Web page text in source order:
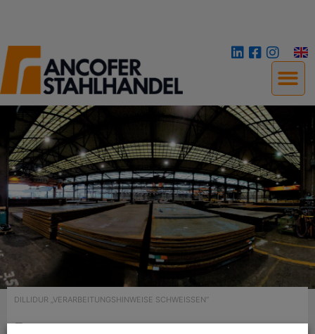
ANCOFER Suche
DILLIDUR „VERARBEITUNGSHINWEISE SCHWEISSEN“